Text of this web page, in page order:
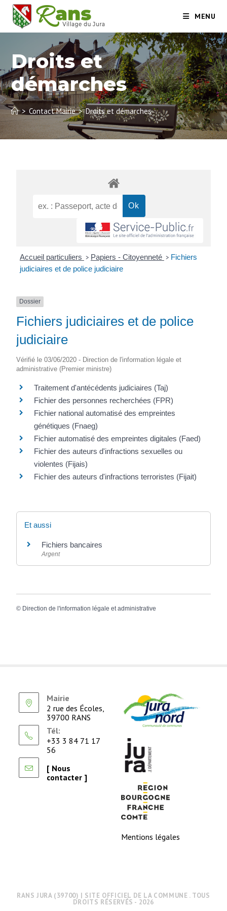
MENU
Droits et
démarches
> Contact Mairie > Droits et démarches
Accueil particuliers > Papiers - Citoyenneté > Fichiers
judiciaires et de police judiciaire
Dossier
Fichiers judiciaires et de police
judiciaire
Vérifié le 03/06/2020 - Direction de l'information légale et
administrative (Premier ministre)
Traitement d'antécédents judiciaires (Taj)
Fichier des personnes recherchées (FPR)
Fichier national automatisé des empreintes
génétiques (Fnaeg)
Fichier automatisé des empreintes digitales (Faed)
Fichier des auteurs d'infractions sexuelles ou
violentes (Fijais)
Fichier des auteurs d'infractions terroristes (Fijait)
Et aussi
Fichiers bancaires
Argent
© Direction de l'information légale et administrative
Mairie
2 rue des Écoles,
39700 RANS
Tél:
+33 3 84 71 17
56
[ Nous
contacter ]
Mentions légales
RANS JURA (39700) | SITE OFFICIEL DE LA COMMUNE . TOUS
DROITS RÉSERVÉS - 2026